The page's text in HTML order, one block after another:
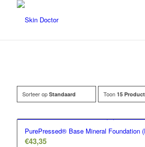
Filter assortiment
Coco en sebas
Sorteer op Standaard Toon 15
PurePressed® Base Mineral Foundation
€43,35